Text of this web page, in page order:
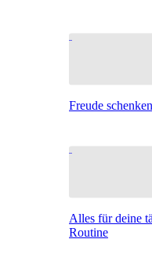
Freude
Alles für deine
Routine